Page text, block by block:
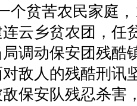
个贫苦农民家庭
云乡贫农团，任
调动保安团残酷
敌人的残酷刑讯
保安队残忍杀害